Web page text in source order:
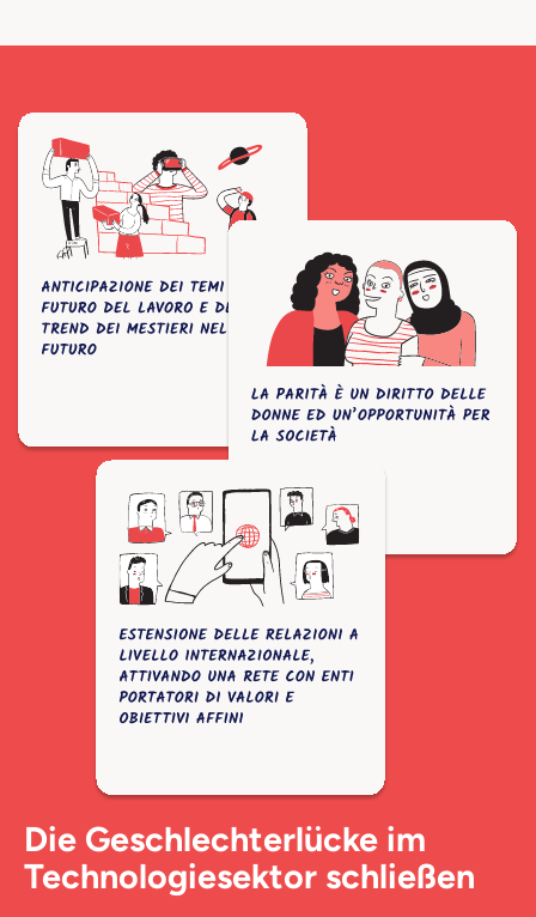
Die Geschlechterlücke im
Technologiesektor schließen